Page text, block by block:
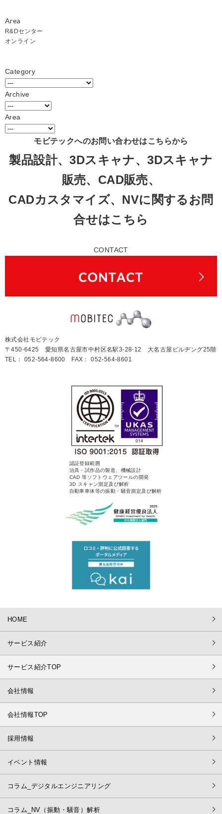
Area
R&Dセンター
オンライン
Category
Archive
Area
モビテックへのお問い合わせはこちらから
製品設計、3Dスキャナ、3Dスキャナ
販売、CAD販売、
CADカスタマイズ、NVに関するお問
合せはこちら
CONTACT
株式会社モビテック
〒450-6425 愛知県名古屋市中村区名駅3-28-12 大名古屋ビルヂング25階
TEL： 052-564-8600 FAX： 052-564-8601
認証登録範囲
治具・試作品の製造、機械設計
CAD 等ソフトウェアツールの開発
3D スキャン測定及び解析
自動車車体等の振動・騒音測定及び解析
HOME
サービス紹介
サービス紹介TOP
会社情報
会社情報TOP
採用情報
イベント情報
コラム_デジタルエンジニアリング
コラム_NV（振動・騒音）解析